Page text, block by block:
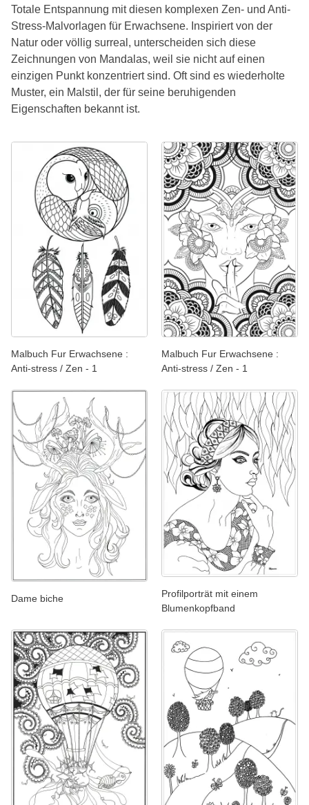
Totale Entspannung mit diesen komplexen Zen- und Anti-
Stress-Malvorlagen für Erwachsene. Inspiriert von der
Natur oder völlig surreal, unterscheiden sich diese
Zeichnungen von Mandalas, weil sie nicht auf einen
einzigen Punkt konzentriert sind. Oft sind es wiederholte
Muster, ein Malstil, der für seine beruhigenden
Eigenschaften bekannt ist.
Malbuch Fur Erwachsene :
Anti-stress / Zen - 1
Malbuch Fur Erwachsene :
Anti-stress / Zen - 1
Dame biche
Profilporträt mit einem
Blumenkopfband